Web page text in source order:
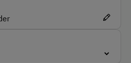
Sprachen